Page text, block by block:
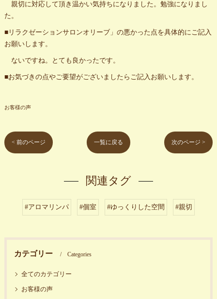
親切に対応して頂き温かい気持ちになりました。勉強になりまし
た。
■リラクゼーションサロンオリーブ」の悪かった点を具体的にご記入
お願いします。
ないですね。とても良かったです。
■お気づきの点やご要望がございましたらご記入お願いします。
お客様の声
< 前のページ 一覧に戻る 次のページ >
関連タグ
#アロマリンパ #個室 #ゆっくりした空間 #親切
カテゴリー Categories
全てのカテゴリー
お客様の声